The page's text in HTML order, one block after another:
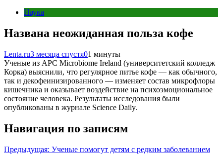
Наука
Названа неожиданная польза кофе
Lenta.ru3 месяца спустя01 минуты
Ученые из APC Microbiome Ireland (университетский колледж
Корка) выяснили, что регулярное питье кофе — как обычного,
так и декофеинизированного — изменяет состав микрофлоры
кишечника и оказывает воздействие на психоэмоциональное
состояние человека. Результаты исследования были
опубликованы в журнале Science Daily.
Навигация по записям
Предыдущая: Ученые помогут детям с редким заболеванием